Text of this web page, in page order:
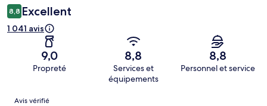
8,8 Excellent
1 041 avis
9,0
Propreté
8,8
Services et
équipements
8,8
Personnel et service
Avis
Avis vérifié